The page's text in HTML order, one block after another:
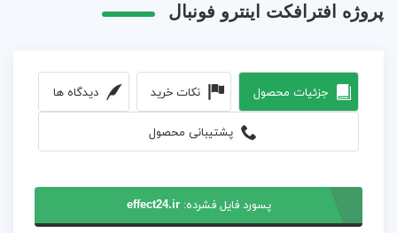
پروژه افترافکت اینترو فونبال
جزئیات محصول نکات خرید دیدگاه ها
پشتیبانی محصول
پسورد فایل فشرده:effect24.ir